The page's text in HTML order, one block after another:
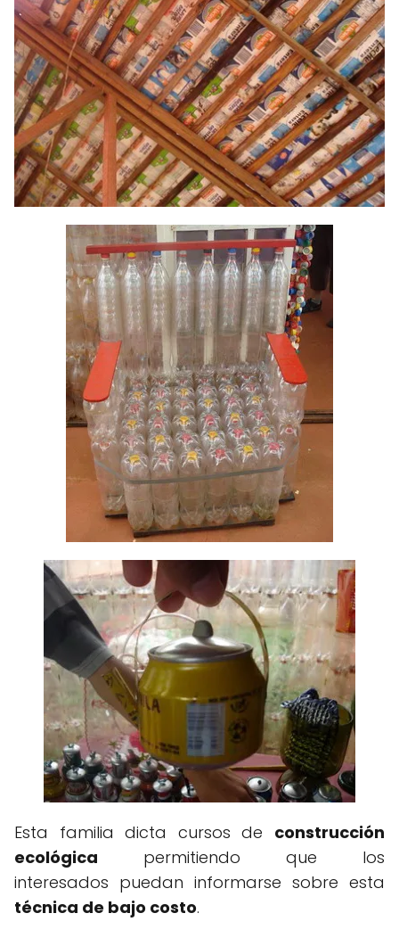
Esta familia dicta cursos de construcción
ecológica permitiendo que los
interesados puedan informarse sobre esta
técnica de bajo costo.